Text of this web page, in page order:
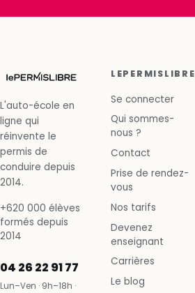
L'auto-école en
ligne qui
réinvente le
permis de
conduire depuis
2014.
+620 000 élèves
formés depuis
2014
04 26 22 91 77
Lun–Ven · 9h–18h ·
LEPERMISLIBRE
Se connecter
Qui sommes-
nous ?
Contact
Prise de rendez-
vous
Nos tarifs
Devenez
enseignant
Carrières
Le blog